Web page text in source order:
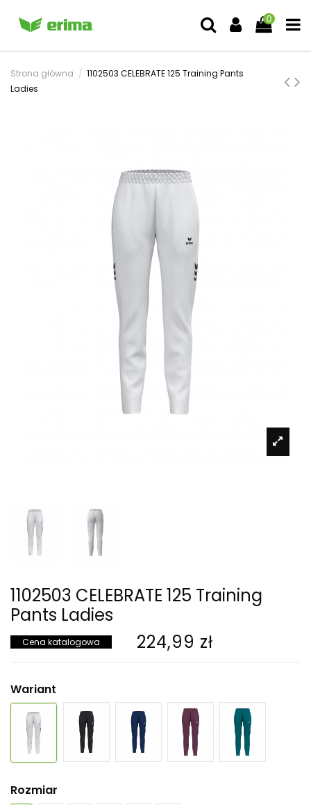
0
Strona główna
1102503 CELEBRATE 125 Training Pants
Ladies
1102503 CELEBRATE 125 Training
Pants Ladies
Cena katalogowa 224,99 zł
Wariant
Rozmiar